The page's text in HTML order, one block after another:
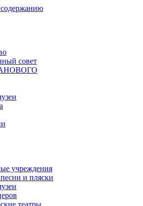
совет
учреждения
и пляски
театры